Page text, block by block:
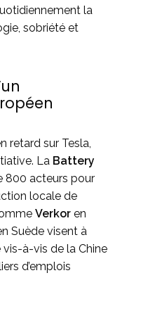
la
sobriété et
retard sur Tesla,
La Battery
800 acteurs pour
locale de
Verkor en
Suède visent à
à-vis de la Chine
d’emplois